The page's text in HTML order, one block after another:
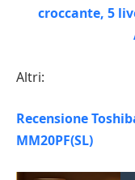
Altri:
Recensione
MM20PF(SL)